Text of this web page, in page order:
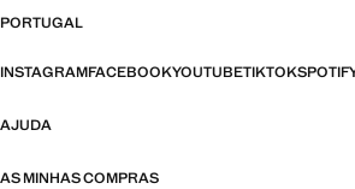
PORTUGAL
INSTAGRAMFACEBOOKYOUTUBETIKTOK
AJUDA
AS MINHAS COMPRAS